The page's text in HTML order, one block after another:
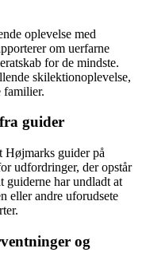
oplevelse med
om uerfarne
for de mindste.
skilektionoplevelse,
guider
Højmarks guider på
udfordringer, der opstår
guiderne har undladt at
eller andre uforudsete
og